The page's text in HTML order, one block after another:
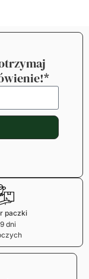
paczki
dni